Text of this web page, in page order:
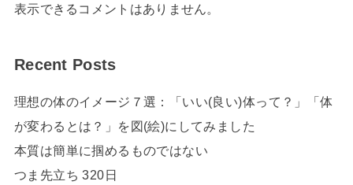
表示できるコメントはありません。
Recent Posts
理想の体のイメージ７選：「いい(良い)体って？」「体
が変わるとは？」を図(絵)にしてみました
本質は簡単に掴めるものではない
つま先立ち 320日